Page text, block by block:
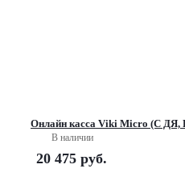
Онлайн касса Viki Micro (C ДЯ,
В наличии
20 475 руб.